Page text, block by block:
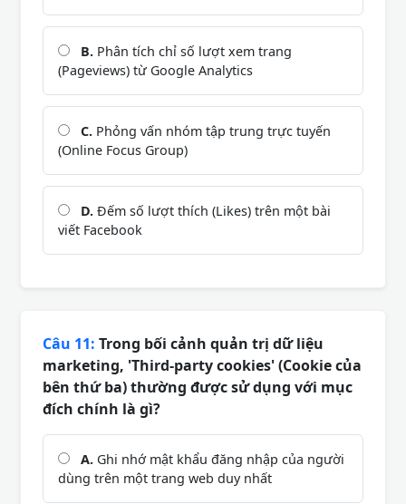
B. Phân tích chỉ số lượt xem trang
(Pageviews) từ Google Analytics
C. Phỏng vấn nhóm tập trung trực tuyến
(Online Focus Group)
D. Đếm số lượt thích (Likes) trên một bài
viết Facebook
Câu 11: Trong bối cảnh quản trị dữ liệu
marketing, 'Third-party cookies' (Cookie của
bên thứ ba) thường được sử dụng với mục
đích chính là gì?
A. Ghi nhớ mật khẩu đăng nhập của người
dùng trên một trang web duy nhất